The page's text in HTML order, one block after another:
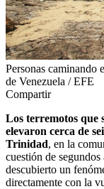
Personas caminando
de Venezuela / EFE
Compartir
Los terremotos que
elevaron cerca de
Trinidad, en la
cuestión de
descubierto un
directamente con la